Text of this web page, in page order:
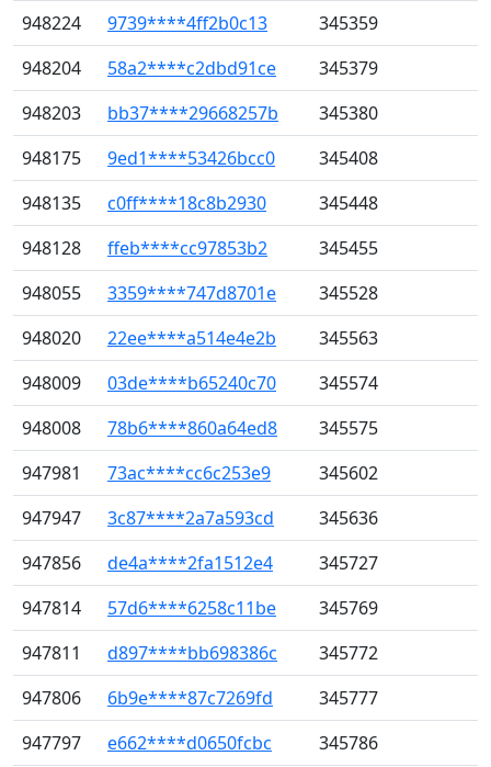
948224
9739****4ff2b0c13
345359
948204
58a2****c2dbd91ce
345379
948203
bb37****29668257b
345380
948175
9ed1****53426bcc0
345408
948135
c0ff****18c8b2930
345448
948128
ffeb****cc97853b2
345455
948055
3359****747d8701e
345528
948020
22ee****a514e4e2b
345563
948009
03de****b65240c70
345574
948008
78b6****860a64ed8
345575
947981
73ac****cc6c253e9
345602
947947
3c87****2a7a593cd
345636
947856
de4a****2fa1512e4
345727
947814
57d6****6258c11be
345769
947811
d897****bb698386c
345772
947806
6b9e****87c7269fd
345777
947797
e662****d0650fcbc 345786